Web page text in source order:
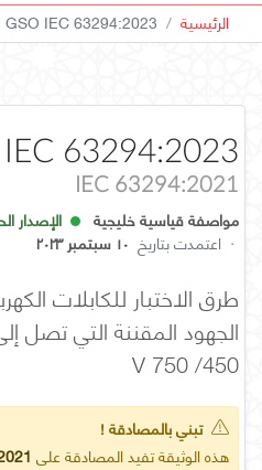
الرئيسية GSO IEC 63294:2023
IEC 63294:2023
IEC 63294:2021
مواصفة قياسية خليجية
الإصدار
· اعتمدت بتاريخ ١٠ سبتمبر ٢٠٢٣
طرق الاختبار للكابلات
الجهود المقننة التي تصل
450/ 750 V
تبني بالمصادقة !
هذه الوثيقة تفيد المصادقة على